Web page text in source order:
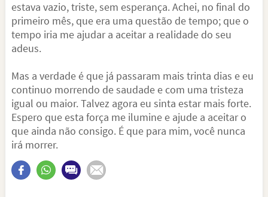
estava vazio, triste, sem esperança. Achei, no final do
primeiro mês, que era uma questão de tempo; que o
tempo iria me ajudar a aceitar a realidade do seu
adeus.
Mas a verdade é que já passaram mais trinta dias e eu
continuo morrendo de saudade e com uma tristeza
igual ou maior. Talvez agora eu sinta estar mais forte.
Espero que esta força me ilumine e ajude a aceitar o
que ainda não consigo. É que para mim, você nunca
irá morrer.